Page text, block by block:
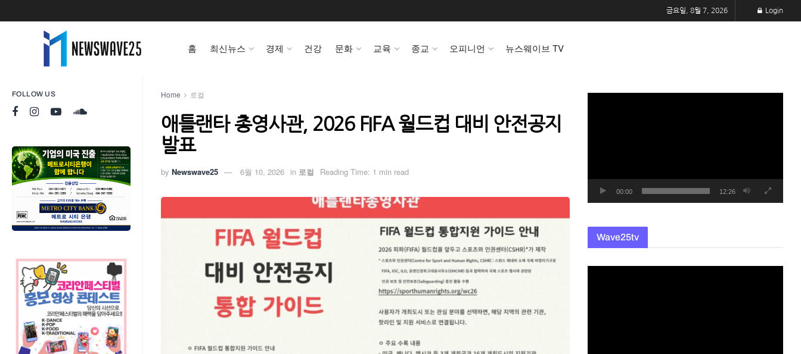
FOLLOW US
금요일, 8월 7, 2026 Login
홈 최신뉴스 경제 건강 문화 교육 종교 오피니언 뉴스웨이브 TV
Home 로컬
애틀랜타 총영사관, 2026 FIFA 월드컵 대비 안전공지
발표
by Newswave25 6월 10, 2026 in 로컬 Reading Time: 1 min read
00:00 12:26
Wave25tv